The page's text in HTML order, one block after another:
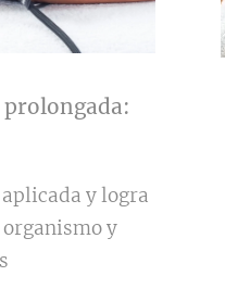
y logra
organismo y